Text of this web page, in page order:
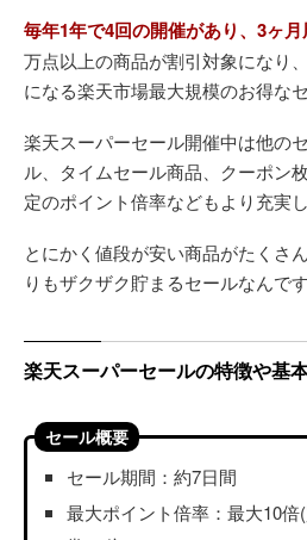
毎年1年で4回の開催があり、3ヶ
万点以上の商品が割引対象になり
になる楽天市場最大規模のお得なセ
楽天スーパーセール開催中は他の
ル、タイムセール商品、クーポン
定のポイント倍率などもより充実し
とにかく値段が安い商品がたくさ
りもザクザク貯まるセールなんです
楽天スーパーセールの特徴や基
セール概要
セール期間：約7日間
最大ポイント倍率：最大10